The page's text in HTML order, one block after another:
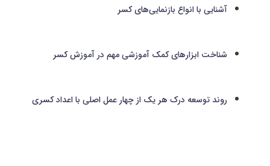
آشنایی با انواع بازنمایی‌های کسر
شناخت ابزارهای کمک آموزشی مهم در آموزش کسر
روند توسعه درک هر یک از چهار عمل اصلی با اعداد کسری